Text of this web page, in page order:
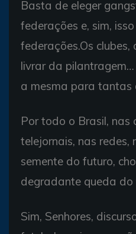
Basta de eleger
federações e, sim,
federações.Os clubes,
livrar da
a mesma para tantas
Por todo o Brasil, nas
telejornais, nas redes,
semente do futuro,
degradante queda do
Sim, Senhores,